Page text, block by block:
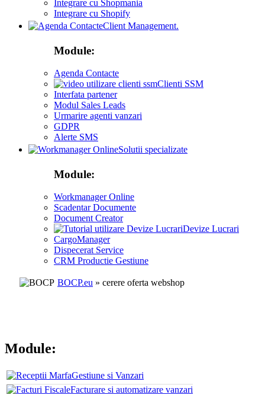
Integrare cu Shopmania
Integrare cu Shopify
Client Management.
Module:
Agenda Contacte
Clienti SSM
Interfata partener
Modul Sales Leads
Urmarire agenti vanzari
GDPR
Alerte SMS
Solutii specializate
Module:
Workmanager Online
Scadentar Documente
Document Creator
Devize Lucrari
CargoManager
Dispecerat Service
CRM Productie Gestiune
BOCP.eu » cerere oferta webshop
Module:
Gestiune si Vanzari
Facturare si automatizare vanzari